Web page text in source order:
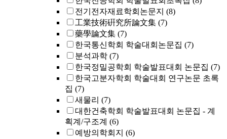
전기전자재료학회논문지 (8)
工業技術硏究所論文集 (7)
藥學論文集 (7)
한국통신학회 학술대회논문집 (7)
분석과학 (7)
한국정밀공학회 학술발표대회 논문집 (7)
한국고분자학회 학술대회 연구논문 초록
집 (7)
새물리 (7)
대한건축학회 학술발표대회 논문집 - 계
획계/구조계 (6)
예방의학회지 (6)